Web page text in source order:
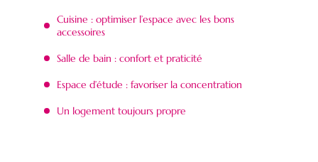
Cuisine : optimiser l’espace avec les bons
accessoires
Salle de bain : confort et praticité
Espace d’étude : favoriser la concentration
Un logement toujours propre